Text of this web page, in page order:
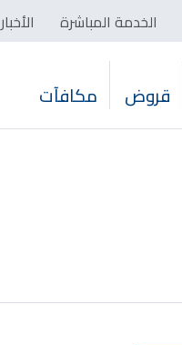
الخدمة المباشرة الأخبار
قروض مكافآت